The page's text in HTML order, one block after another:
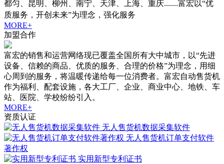
都匀、昆明、柳州、南宁、天津、上海、重庆.......富宏以“优
质服务，开创未来”为理念，强化服务
MORE+
加盟合作
富宏的销售和运营网络现已覆盖全国所有大中城市，以“先进
设备、信赖的商品、优质的服务、合理的价格”为理念，用细
心周到的服务，将温暖传递给每一位消费者。富宏自动售货机
作为福利、配套设施，各大工厂、企业、商业中心、地铁、车
站、医院、学校纷纷引入。
MORE+
资质认证
无人售货机数据采集软件
无人售货机订单支付软件
著作权
实用新型专利证书